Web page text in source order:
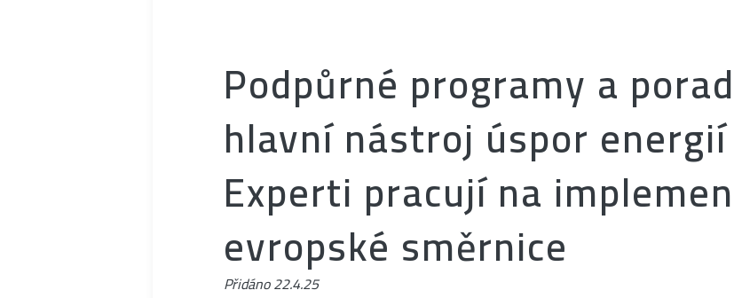
Podpůrné programy a
hlavní nástroj úspor
Experti pracují na
evropské směrnice
Přidáno22.4.25